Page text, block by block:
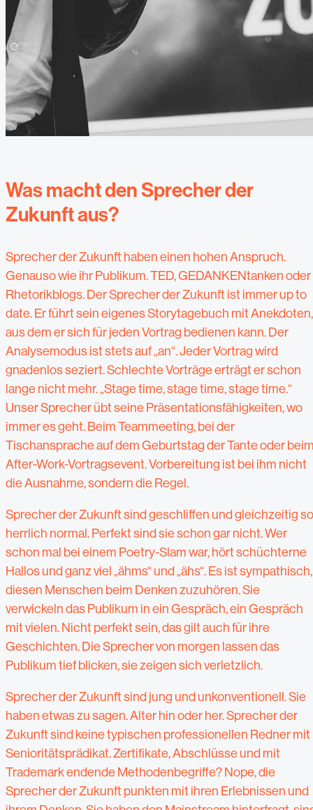
Was macht den Sprecher der
Zukunft aus?
Sprecher der Zukunft haben einen hohen Anspruch.
Genauso wie ihr Publikum. TED, GEDANKENtanken oder
Rhetorikblogs. Der Sprecher der Zukunft ist immer up to
date. Er führt sein eigenes Storytagebuch mit Anekdoten,
aus dem er sich für jeden Vortrag bedienen kann. Der
Analysemodus ist stets auf „an“. Jeder Vortrag wird
gnadenlos seziert. Schlechte Vorträge erträgt er schon
lange nicht mehr. „Stage time, stage time, stage time.“
Unser Sprecher übt seine Präsentationsfähigkeiten, wo
immer es geht. Beim Teammeeting, bei der
Tischansprache auf dem Geburtstag der Tante oder
After-Work-Vortragsevent. Vorbereitung ist bei ihm nicht
die Ausnahme, sondern die Regel.
Sprecher der Zukunft sind geschliffen und gleichzeitig so
herrlich normal. Perfekt sind sie schon gar nicht. Wer
schon mal bei einem Poetry-Slam war, hört schüchterne
Hallos und ganz viel „ähms“ und „ähs“. Es ist sympathisch,
diesen Menschen beim Denken zuzuhören. Sie
verwickeln das Publikum in ein Gespräch, ein Gespräch
mit vielen. Nicht perfekt sein, das gilt auch für ihre
Geschichten. Die Sprecher von morgen lassen das
Publikum tief blicken, sie zeigen sich verletzlich.
Sprecher der Zukunft sind jung und unkonventionell. Sie
haben etwas zu sagen. Alter hin oder her. Sprecher der
Zukunft sind keine typischen professionellen Redner mit
Senioritätsprädikat. Zertifikate, Abschlüsse und mit
Trademark endende Methodenbegriffe? Nope, die
Sprecher der Zukunft punkten mit ihren Erlebnissen und